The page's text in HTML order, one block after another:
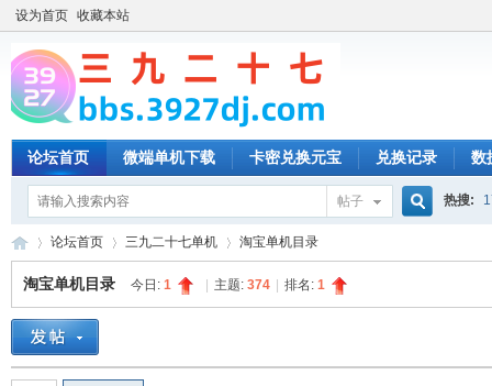
设为首页 收藏本站
论坛首页 微端单机下载 卡密兑换元宝 兑换记录 数
帖子 热搜:
»
论坛首页 三九二十七单机 淘宝单机目录
淘宝单机目录 今日: 1 主题: 374 排名: 1